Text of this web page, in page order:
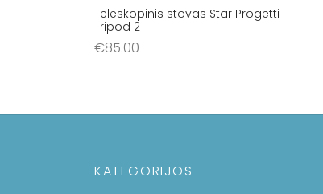
Teleskopinis stovas Star Progetti
Tripod 2
€85.00
KATEGORIJOS